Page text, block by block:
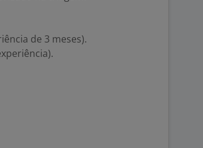
de 3 meses).